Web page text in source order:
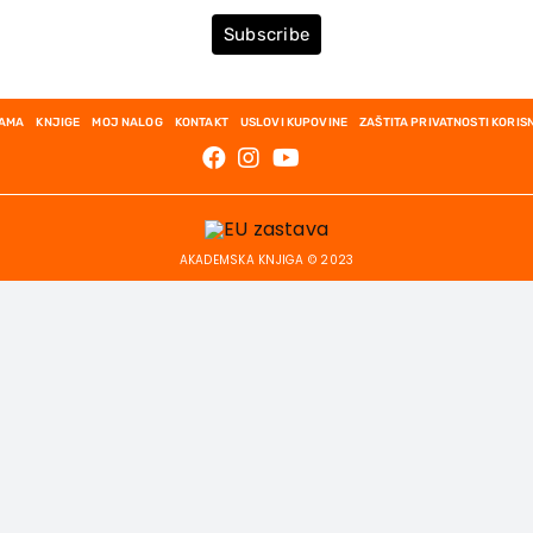
Subscribe
KNJIGE MOJ NALOG KONTAKT USLOVI KUPOVINE ZAŠTITA PRIVATNOSTI
AKADEMSKA KNJIGA © 2023